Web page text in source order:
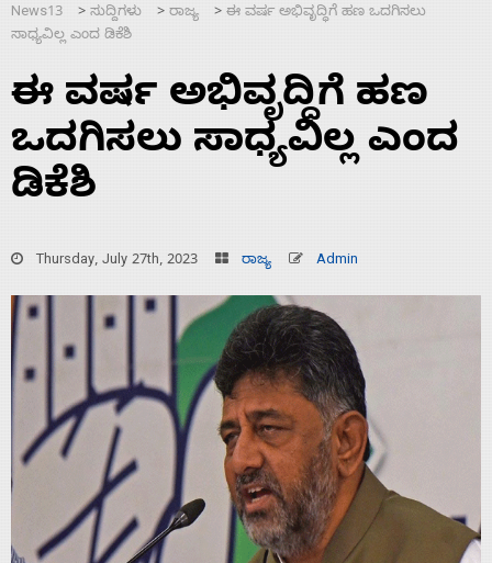
News13 > ಸುದ್ದಿಗಳು > ರಾಜ್ಯ > ಈ ವರ್ಷ ಅಭಿವೃದ್ಧಿಗೆ ಹಣ ಒದಗಿಸಲು
ಸಾಧ್ಯವಿಲ್ಲ ಎಂದ ಡಿಕೆಶಿ
ಈ ವರ್ಷ ಅಭಿವೃದ್ಧಿಗೆ ಹಣ
ಒದಗಿಸಲು ಸಾಧ್ಯವಿಲ್ಲ ಎಂದ
ಡಿಕೆಶಿ
Thursday, July 27th, 2023 ರಾಜ್ಯ Admin